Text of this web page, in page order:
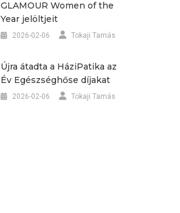
GLAMOUR Women of the
Year jelöltjeit
2026-02-06 Tokaji Tamás
Újra átadta a HáziPatika az
Év Egészséghőse díjakat
2026-02-06 Tokaji Tamás